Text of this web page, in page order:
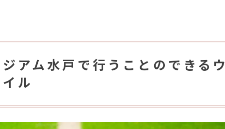
アム水戸で行うことのできるウ
ル